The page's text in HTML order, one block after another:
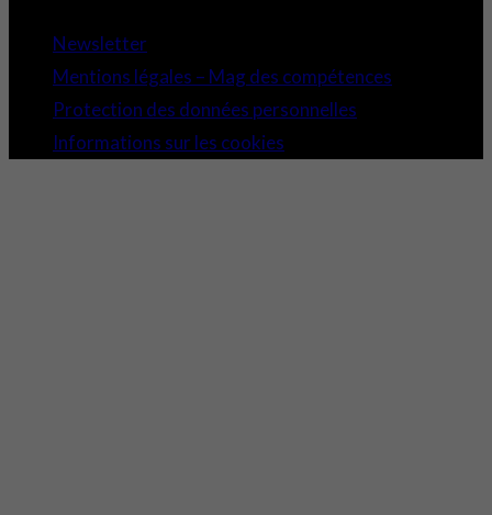
Newsletter
Mentions légales – Mag des compétences
Protection des données personnelles
Informations sur les cookies